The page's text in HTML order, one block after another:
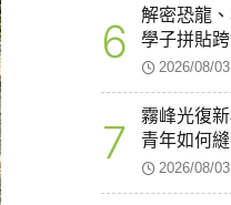
6
解密恐龍
學子拼貼
2026/08/
7
霧峰光復
青年如何
最療癒的創
2026/08/